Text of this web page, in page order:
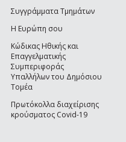
Συγγράμματα Τμημάτων
Η Ευρώπη σου
Κώδικας Ηθικής και
Επαγγελματικής
Συμπεριφοράς
Υπαλλήλων του Δημόσιου
Τομέα
Πρωτόκολλα διαχείρισης
κρούσματος Covid-19